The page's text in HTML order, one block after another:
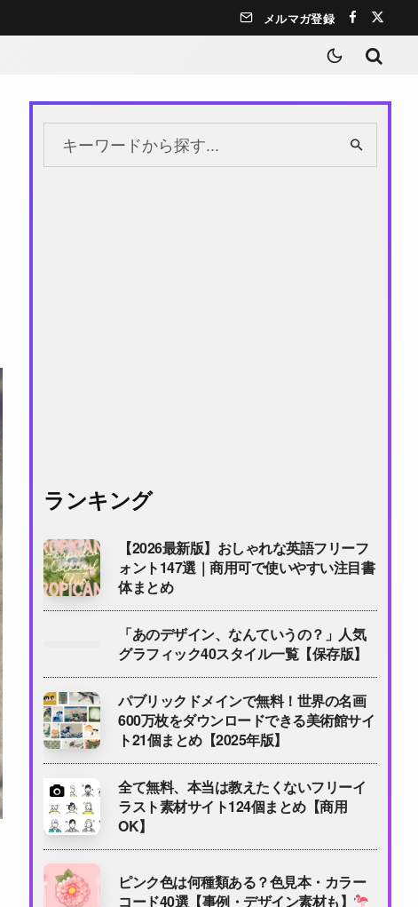
メルマガ登録
ランキング
【2026最新版】おしゃれな英語フリーフ
ォント147選｜商用可で使いやすい注目書
体まとめ
「あのデザイン、なんていうの？」人気
グラフィック40スタイル一覧【保存版】
パブリックドメインで無料！世界の名画
600万枚をダウンロードできる美術館サイ
ト21個まとめ【2025年版】
全て無料、本当は教えたくないフリーイ
ラスト素材サイト124個まとめ【商用
OK】
ピンク色は何種類ある？色見本・カラー
コード40選【事例・デザイン素材も】